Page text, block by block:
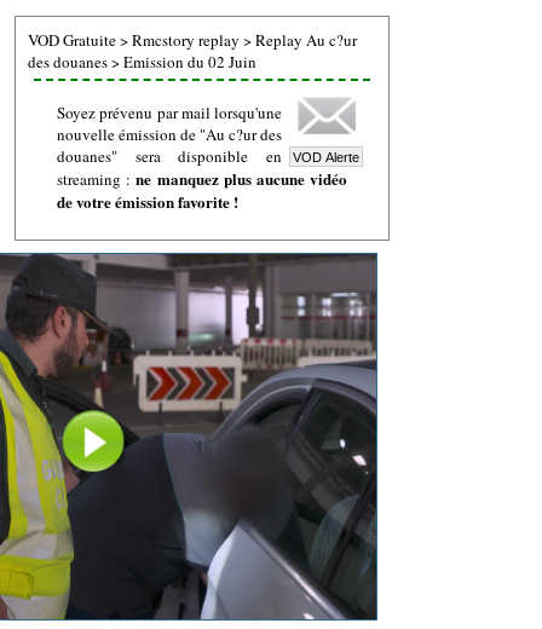
VOD Gratuite>Rmcstory replay >Replay Au c?ur
des douanes>Emission du 02 Juin
Soyez prévenu par mail lorsqu'une
nouvelle émission de "Au c?ur des
douanes" sera disponible en
streaming :ne manquez plus aucune vidéo
de votre émission favorite !